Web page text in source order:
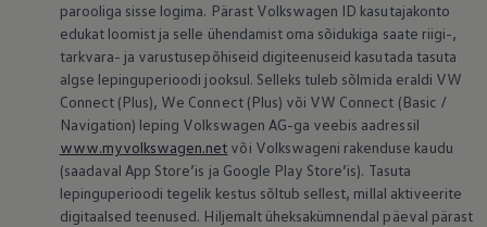
parooliga sisse logima. Pärast Volkswagen ID kasutajakonto
edukat loomist ja selle ühendamist oma sõidukiga saate riigi-,
tarkvara- ja varustusepõhiseid digiteenuseid kasutada tasuta
algse lepinguperioodi jooksul. Selleks tuleb sõlmida eraldi VW
Connect (Plus), We Connect (Plus) või VW Connect (Basic /
Navigation) leping Volkswagen AG-ga veebis aadressil
www.myvolkswagen.net või Volkswageni rakenduse kaudu
(saadaval App Store’is ja Google Play Store’is). Tasuta
lepinguperioodi tegelik kestus sõltub sellest, millal aktiveerite
digitaalsed teenused. Hiljemalt üheksakümnendal päeval pärast